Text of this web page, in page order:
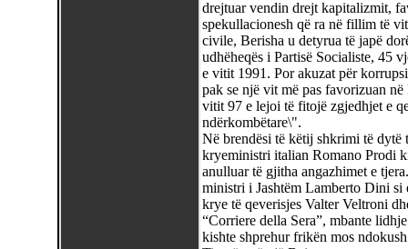
drejtuar vendin drejt kapitalizmit,
spekullacionesh që ra në fillim të
civile, Berisha u detyrua të japë
udhëheqës i Partisë Socialiste, 45
e vitit 1991. Por akuzat për
pak se një vit më pas favorizuan
vitit 97 e lejoi të fitojë zgjedhjet e
ndërkombëtare\".
Në brendësi të këtij shkrimi të dytë
kryeministri italian Romano Prodi
anulluar të gjitha angazhimet e
ministri i Jashtëm Lamberto Dini si
krye të qeverisjes Valter Veltroni
“Corriere della Sera”, mbante
kishte shprehur frikën mos